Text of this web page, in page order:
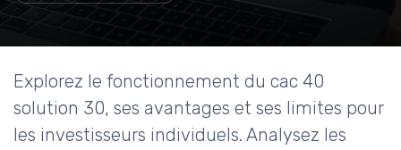
Explorez le fonctionnement du cac 40
solution 30, ses avantages et ses limites pour
les investisseurs individuels. Analysez les